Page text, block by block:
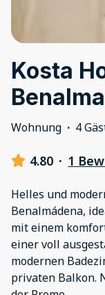
Kosta
Wohnung · 4
4.80 · 1
Helles und
Benalmádena,
mit einem
einer voll
modernen
privaten Balkon.